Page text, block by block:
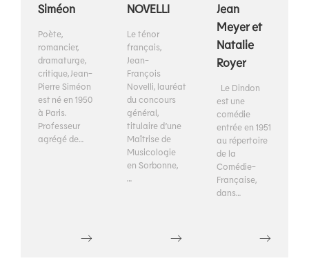
Siméon
Poète,
romancier,
dramaturge,
critique, Jean-
Pierre Siméon
est né en 1950
à Paris.
Professeur
agrégé de…
NOVELLI
Le ténor
français,
Jean-
François
Novelli, lauréat
du concours
général,
titulaire d’une
Maîtrise de
Musicologie
en Sorbonne,
…
Jean
Meyer et
Natalie
Royer
Le Dindon
est une
comédie
entrée en 1951
au répertoire
de la
Comédie-
Française,
dans…